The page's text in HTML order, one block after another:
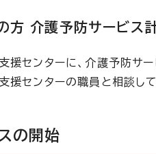
方 介護予防サービス
援センターに、介護予防サー
援センターの職員と相談し
の開始